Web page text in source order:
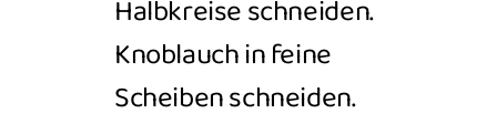
Halbkreise schneiden.
Knoblauch in feine
Scheiben schneiden.